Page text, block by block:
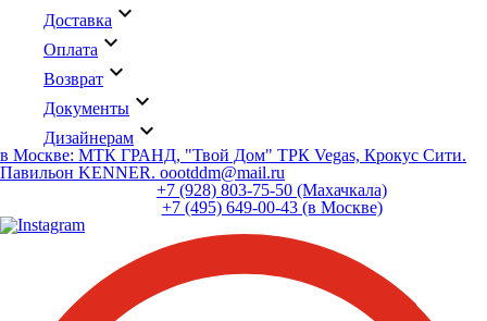
Доставка keyboard_arrow_down
Оплата keyboard_arrow_down
Возврат keyboard_arrow_down
Документы keyboard_arrow_down
Дизайнерам keyboard_arrow_down
в Москве: МТК ГРАНД, "Твой Дом" ТРК Vegas, Крокус Сити.
Павильон KENNER. oootddm@mail.ru
+7 (928) 803-75-50 (Махачкала)
+7 (495) 649-00-43 (в Москве)